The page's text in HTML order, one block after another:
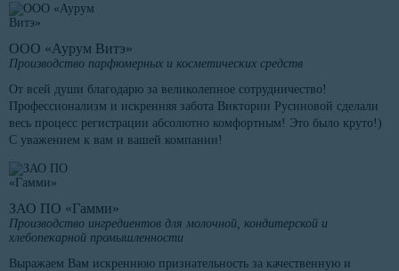
ООО «Аурум Витэ»
Производство парфюмерных и косметических средств
От всей души благодарю за великолепное сотрудничество!
Профессионализм и искренняя забота Виктории Русиновой сделали
весь процесс регистрации абсолютно комфортным! Это было круто!)
С уважением к вам и вашей компании!
ЗАО ПО «Гамми»
Производство ингредиентов для молочной, кондитерской и
хлебопекарной промышленности
Выражаем Вам искреннюю признательность за качественную и